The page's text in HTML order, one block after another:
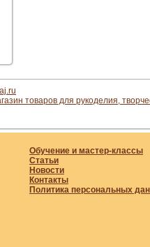
товаров для рукоделия,
Обучение и мастер-классы
Статьи
Новости
Контакты
Политика персональных